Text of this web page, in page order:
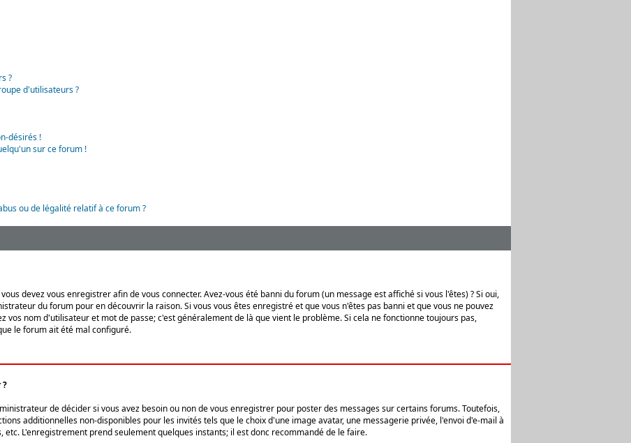
?
d'utilisateurs ?
désirés !
sur ce forum !
ou de légalité relatif à ce forum ?
devez vous enregistrer afin de vous connecter. Avez-vous été banni du forum (un message est affiché si vous l'êtes) ? Si oui,
du forum pour en découvrir la raison. Si vous vous êtes enregistré et que vous n'êtes pas banni et que vous ne pouvez
vos nom d'utilisateur et mot de passe; c'est généralement de là que vient le problème. Si cela ne fonctionne toujours pas,
le forum ait été mal configuré.
de décider si vous avez besoin ou non de vous enregistrer pour poster des messages sur certains forums. Toutefois,
additionnelles non-disponibles pour les invités tels que le choix d'une image avatar, une messagerie privée, l'envoi d'e-mail à
L'enregistrement prend seulement quelques instants; il est donc recommandé de le faire.